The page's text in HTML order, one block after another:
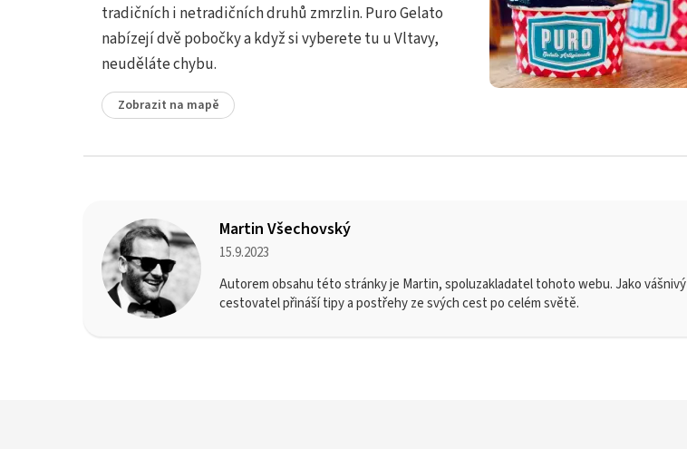
tradičních i netradičních druhů zmrzlin. Puro Gelato
nabízejí dvě pobočky a když si vyberete tu u Vltavy,
neuděláte chybu.
Zobrazit na mapě
Martin Všechovský
15.9.2023
Autorem obsahu této stránky je Martin, spoluzakladatel tohoto webu. Jako vášnivý
cestovatel přináší tipy a postřehy ze svých cest po celém světě.